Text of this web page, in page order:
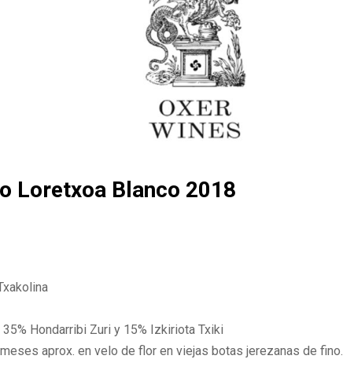
Loretxoa Blanco 2018
Hondarribi Zuri y 15% Izkiriota Txiki
aprox. en velo de flor en viejas botas jerezanas de fino.